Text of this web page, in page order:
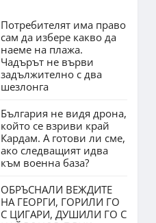
Потребителят има право
сам да избере какво да
наеме на плажа.
Чадърът не върви
задължително с два
шезлонга
България не видя дрона,
който се взриви край
Кардам. А готови ли сме,
ако следващият идва
към военна база?
ОБРЪСНАЛИ ВЕЖДИТЕ
НА ГЕОРГИ, ГОРИЛИ ГО
С ЦИГАРИ, ДУШИЛИ ГО С